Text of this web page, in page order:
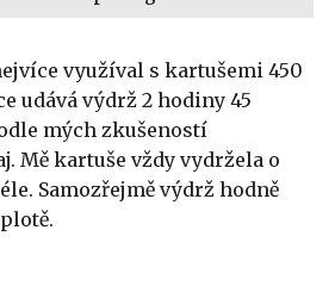
využíval s kartušemi 450
udává výdrž 2 hodiny 45
mých zkušeností
Mě kartuše vždy vydržela o
Samozřejmě výdrž hodně